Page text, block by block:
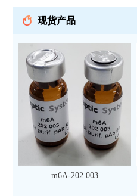
现货产品
m6A-202 003